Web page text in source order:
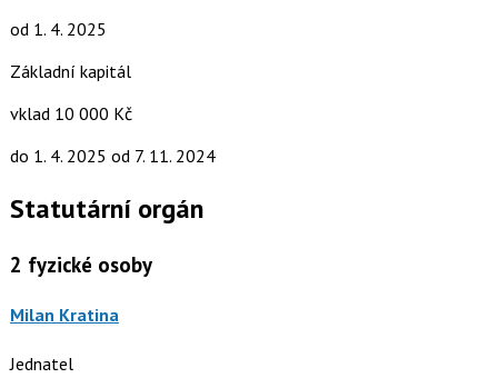
od 1. 4. 2025
Základní kapitál
vklad 10 000 Kč
do 1. 4. 2025 od 7. 11. 2024
Statutární orgán
2 fyzické osoby
Milan Kratina
Jednatel